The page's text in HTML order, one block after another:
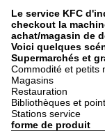
Le service KFC
checkout la
achat/magasin de
Voici quelques
Supermarchés et
Commodité et petits
Magasins
Restauration
Bibliothèques et
Stations service
forme de produit